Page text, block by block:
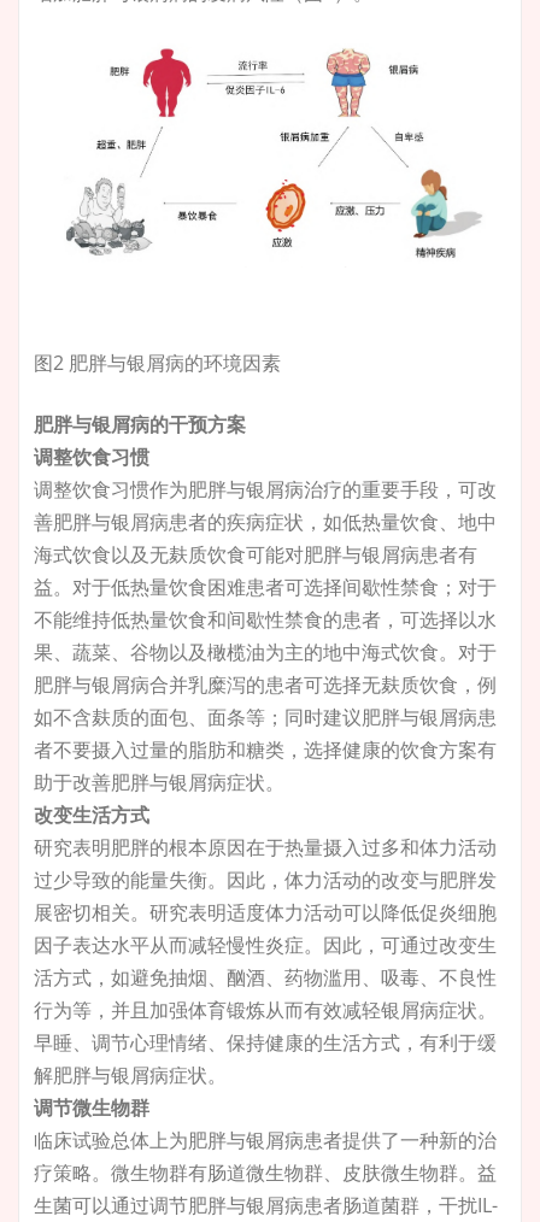
图2 肥胖与银屑病的环境因素
肥胖与银屑病的干预方案
调整饮食习惯
调整饮食习惯作为肥胖与银屑病治疗的重要手段，可改
善肥胖与银屑病患者的疾病症状，如低热量饮食、地中
海式饮食以及无麸质饮食可能对肥胖与银屑病患者有
益。对于低热量饮食困难患者可选择间歇性禁食；对于
不能维持低热量饮食和间歇性禁食的患者，可选择以水
果、蔬菜、谷物以及橄榄油为主的地中海式饮食。对于
肥胖与银屑病合并乳糜泻的患者可选择无麸质饮食，例
如不含麸质的面包、面条等；同时建议肥胖与银屑病患
者不要摄入过量的脂肪和糖类，选择健康的饮食方案有
助于改善肥胖与银屑病症状。
改变生活方式
研究表明肥胖的根本原因在于热量摄入过多和体力活动
过少导致的能量失衡。因此，体力活动的改变与肥胖发
展密切相关。研究表明适度体力活动可以降低促炎细胞
因子表达水平从而减轻慢性炎症。因此，可通过改变生
活方式，如避免抽烟、酗酒、药物滥用、吸毒、不良性
行为等，并且加强体育锻炼从而有效减轻银屑病症状。
早睡、调节心理情绪、保持健康的生活方式，有利于缓
解肥胖与银屑病症状。
调节微生物群
临床试验总体上为肥胖与银屑病患者提供了一种新的治
疗策略。微生物群有肠道微生物群、皮肤微生物群。益
生菌可以通过调节肥胖与银屑病患者肠道菌群，干扰IL-